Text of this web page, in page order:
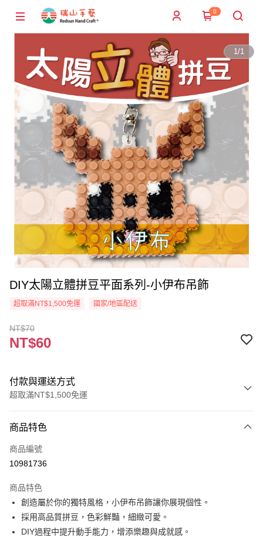
0
1/1
DIY太陽立體拼豆平面系列-小伊布吊飾
超取滿NT$1,500免運 國家/地區配送
NT$70
NT$60
付款與運送方式
超取滿NT$1,500免運
信用卡一次付款
超商取貨付款
街口支付
悠遊付
商品特色
商品編號
10981736
商品特色
創造屬於你的獨特風格，小伊布吊飾讓你展現個性。
採用高品質拼豆，色彩鮮豔，細緻可愛。
DIY過程中提升動手能力，增添樂趣與成就感。